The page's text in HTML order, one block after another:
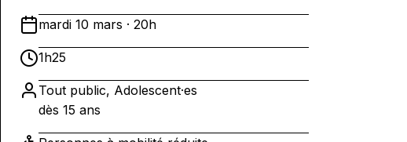
mardi 10 mars · 20h
1h25
Tout public, Adolescent·es
dès 15 ans